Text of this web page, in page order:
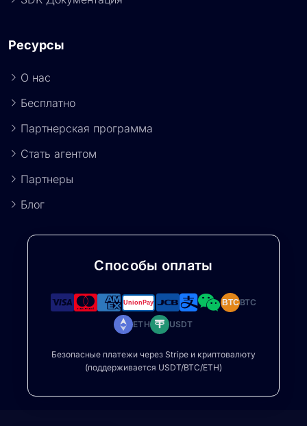
Ресурсы
О нас
Бесплатно
Партнерская программа
Стать агентом
Партнеры
Блог
Способы оплаты
BTCBTC
ETH USDT
Безопасные платежи через Stripe и криптовалюту
(поддерживается USDT/BTC/ETH)